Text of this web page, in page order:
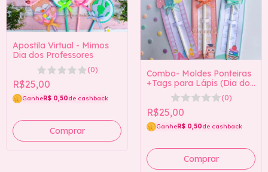
Apostila Virtual - Mimos
Dia dos Professores
(0)
R$25,00
GanheR$ 0,50de cashback
Combo- Moldes Ponteiras
+Tags para Lápis (Dia dos
Professores)
(0)
R$25,00
GanheR$ 0,50de cashback